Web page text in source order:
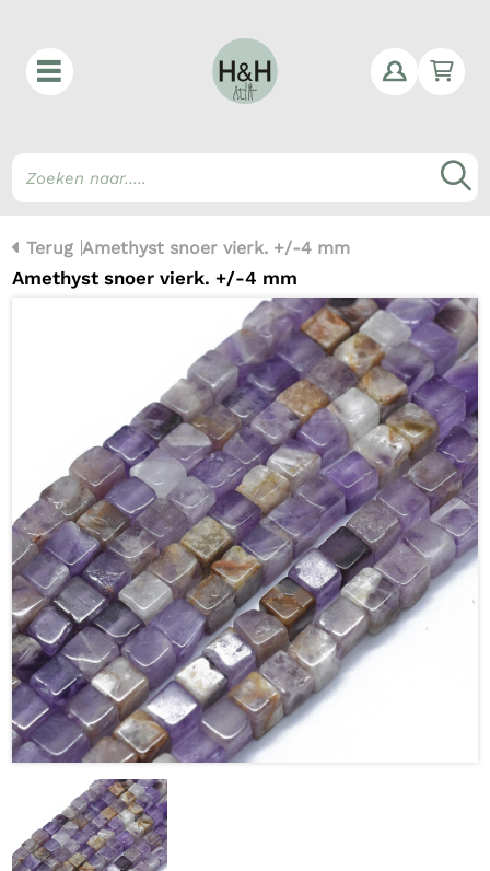
Terug Amethyst snoer vierk. +/-4 mm
Amethyst snoer vierk. +/-4 mm